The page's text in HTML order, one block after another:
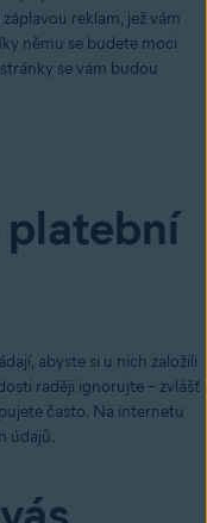
reklam, jež vám
němu se budete moci
se vám budou
platební
abyste si u nich založili
raději ignorujte – zvlášť
často. Na internetu
údajů.